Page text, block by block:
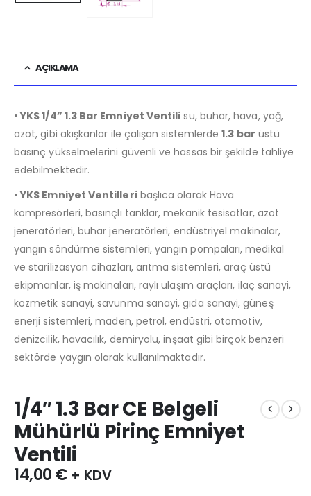
AÇIKLAMA
• YKS 1/4” 1.3 Bar Emniyet Ventili su, buhar, hava, yağ,
azot, gibi akışkanlar ile çalışan sistemlerde1.3 bar üstü
basınç yükselmelerini güvenli ve hassas bir şekilde tahliye
edebilmektedir.
• YKS Emniyet Ventilleribaşlıca olarak Hava
kompresörleri, basınçlı tanklar, mekanik tesisatlar, azot
jeneratörleri, buhar jeneratörleri, endüstriyel makinalar,
yangın söndürme sistemleri, yangın pompaları, medikal
ve starilizasyon cihazları, arıtma sistemleri, araç üstü
ekipmanlar, iş makinaları, raylı ulaşım araçları, ilaç sanayi,
kozmetik sanayi, savunma sanayi, gıda sanayi, güneş
enerji sistemleri, maden, petrol, endüstri, otomotiv,
denizcilik, havacılık, demiryolu, inşaat gibi birçok benzeri
sektörde yaygın olarak kullanılmaktadır.
1/4″ 1.3 Bar CE Belgeli
Mühürlü Pirinç Emniyet
Ventili
14,00€ + KDV